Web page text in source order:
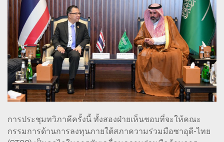
การประชุมทวิภาคีครั้งนี้ ทั้งสองฝ่ายเห็นชอบที่จะให้คณะ
กรรมการด้านการลงทุนภายใต้สภาความร่วมมือซาอุดี-ไทย